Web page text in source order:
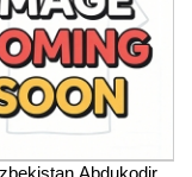
Abdukodir